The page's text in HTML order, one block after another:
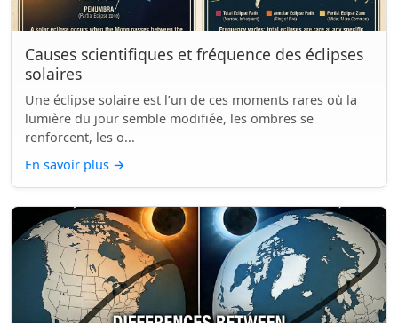
Causes scientifiques et fréquence des éclipses
solaires
Une éclipse solaire est l’un de ces moments rares où la
lumière du jour semble modifiée, les ombres se
renforcent, les o...
En savoir plus →